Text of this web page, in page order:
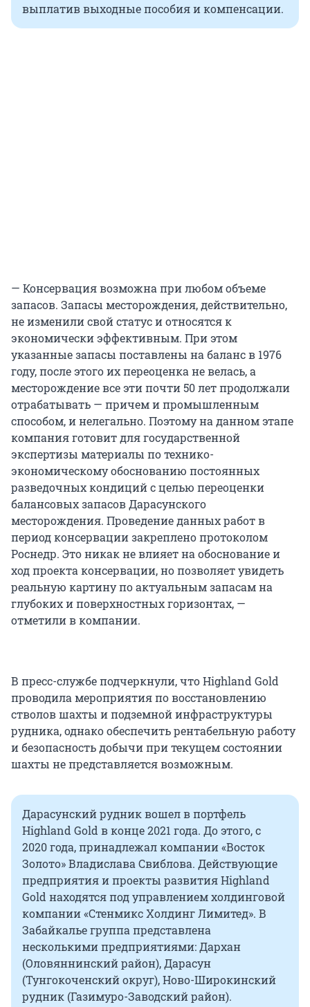
выплатив выходные пособия и компенсации.
— Консервация возможна при любом объеме
запасов. Запасы месторождения, действительно,
не изменили свой статус и относятся к
экономически эффективным. При этом
указанные запасы поставлены на баланс в 1976
году, после этого их переоценка не велась, а
месторождение все эти почти 50 лет продолжали
отрабатывать — причем и промышленным
способом, и нелегально. Поэтому на данном этапе
компания готовит для государственной
экспертизы материалы по технико-
экономическому обоснованию постоянных
разведочных кондиций с целью переоценки
балансовых запасов Дарасунского
месторождения. Проведение данных работ в
период консервации закреплено протоколом
Роснедр. Это никак не влияет на обоснование и
ход проекта консервации, но позволяет увидеть
реальную картину по актуальным запасам на
глубоких и поверхностных горизонтах, —
отметили в компании.
В пресс-службе подчеркнули, что Highland Gold
проводила мероприятия по восстановлению
стволов шахты и подземной инфраструктуры
рудника, однако обеспечить рентабельную работу
и безопасность добычи при текущем состоянии
шахты не представляется возможным.
Дарасунский рудник вошел в портфель
Highland Gold в конце 2021 года. До этого, с
2020 года, принадлежал компании «Восток
Золото» Владислава Свиблова. Действующие
предприятия и проекты развития Highland
Gold находятся под управлением холдинговой
компании «Стенмикс Холдинг Лимитед». В
Забайкалье группа представлена
несколькими предприятиями: Дархан
(Оловяннинский район), Дарасун
(Тунгокоченский округ), Ново-Широкинский
рудник (Газимуро-Заводский район).